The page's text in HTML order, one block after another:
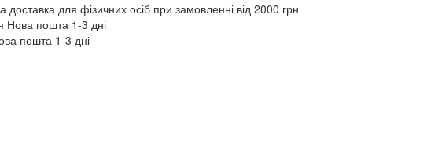
доставка для фізичних осіб при замовленні від 2000 грн
Нова пошта 1-3 дні
пошта 1-3 дні